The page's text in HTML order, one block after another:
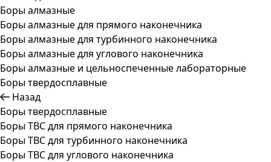
Боры алмазные
Боры алмазные для прямого наконечника
Боры алмазные для турбинного наконечника
Боры алмазные для углового наконечника
Боры алмазные и цельноспеченные лабораторные
Боры твердосплавные
Назад
Боры твердосплавные
Боры ТВС для прямого наконечника
Боры ТВС для турбинного наконечника
Боры ТВС для углового наконечника